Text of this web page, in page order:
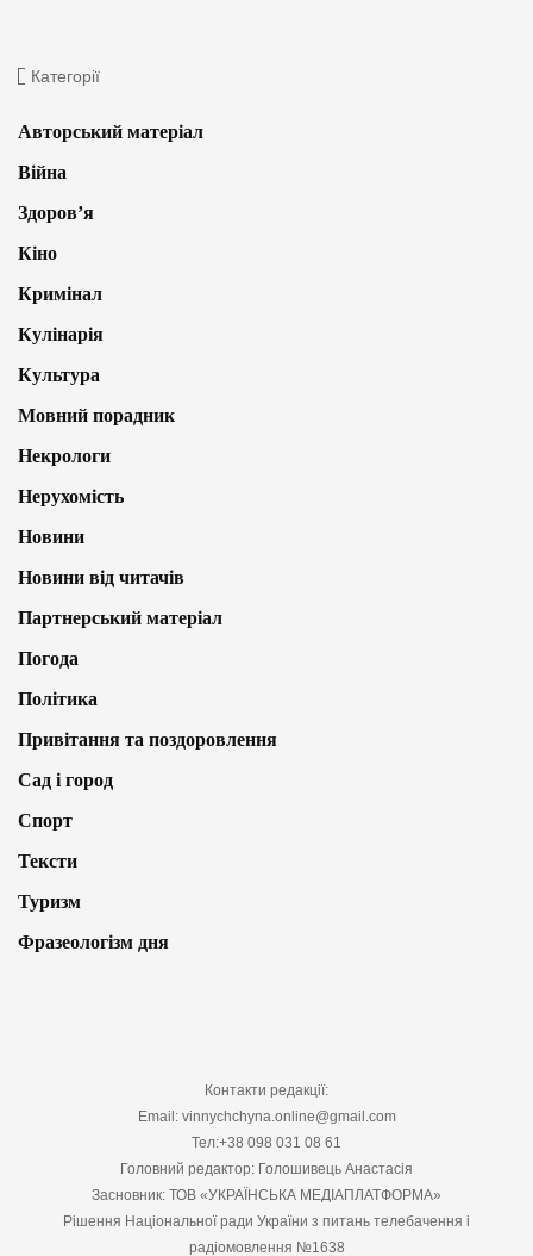
Категорії
Авторський матеріал
Війна
Здоров’я
Кіно
Кримінал
Кулінарія
Культура
Мовний порадник
Некрологи
Нерухомість
Новини
Новини від читачів
Партнерський матеріал
Погода
Політика
Привітання та поздоровлення
Сад і город
Спорт
Тексти
Туризм
Фразеологізм дня
Контакти редакції:
Email: vinnychchyna.online@gmail.com
Тел:+38 098 031 08 61
Головний редактор: Голошивець Анастасія
Засновник: ТОВ «УКРАЇНСЬКА МЕДІАПЛАТФОРМА»
Рішення Національної ради України з питань телебачення і
радіомовлення №1638